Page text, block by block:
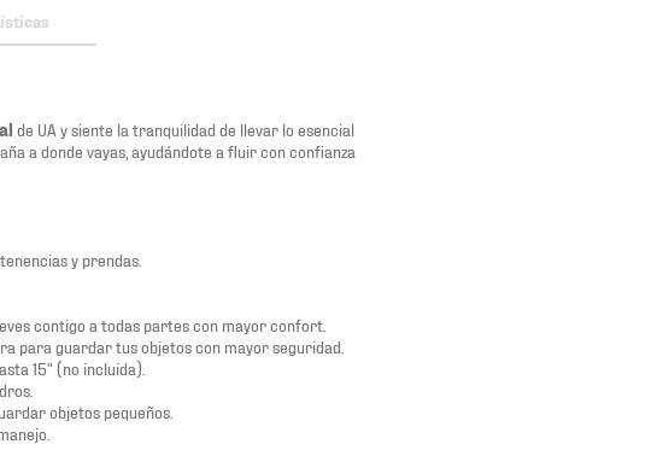
de UA y siente la tranquilidad de llevar lo esencial
a donde vayas, ayudándote a fluir con confianza
y prendas.
contigo a todas partes con mayor confort.
para guardar tus objetos con mayor seguridad.
15" (no incluida).
objetos pequeños.